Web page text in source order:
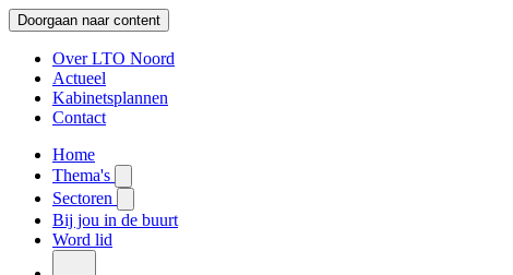
Doorgaan naar content
Over LTO Noord
Actueel
Kabinetsplannen
Contact
Home
Thema's
Sectoren
Bij jou in de buurt
Word lid